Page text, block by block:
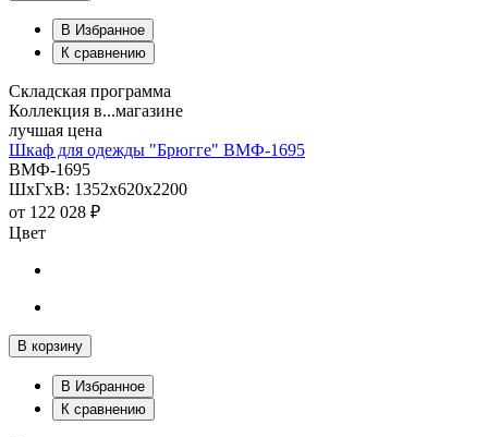
В Избранное
К сравнению
Складская программа
Коллекция в...магазине
лучшая цена
Шкаф для одежды "Брюгге" ВМФ-1695
ВМФ-1695
ШхГхВ: 1352х620х2200
от 122 028 ₽
Цвет
В корзину
В Избранное
К сравнению